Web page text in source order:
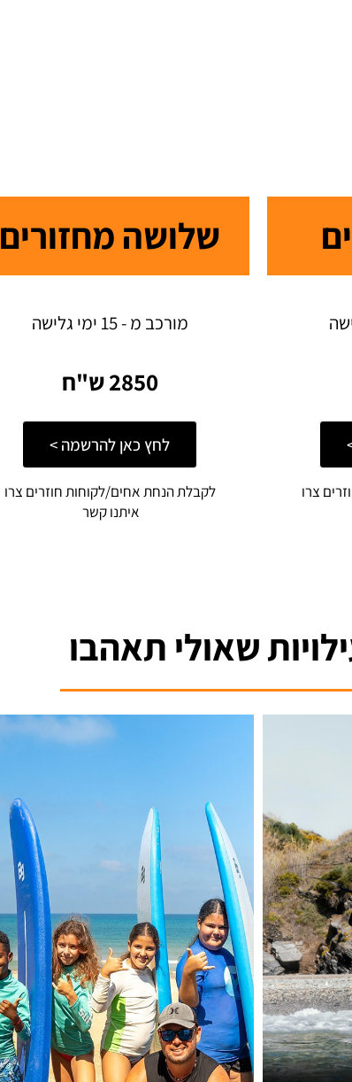
צרו
שלושה מחזורים
מורכב מ - 15 ימי גלישה
2850 ש"ח
לחץ כאן להרשמה >
לקבלת הנחת אחים/לקוחות חוזרים צרו
איתנו קשר ​
שאולי תאהבו